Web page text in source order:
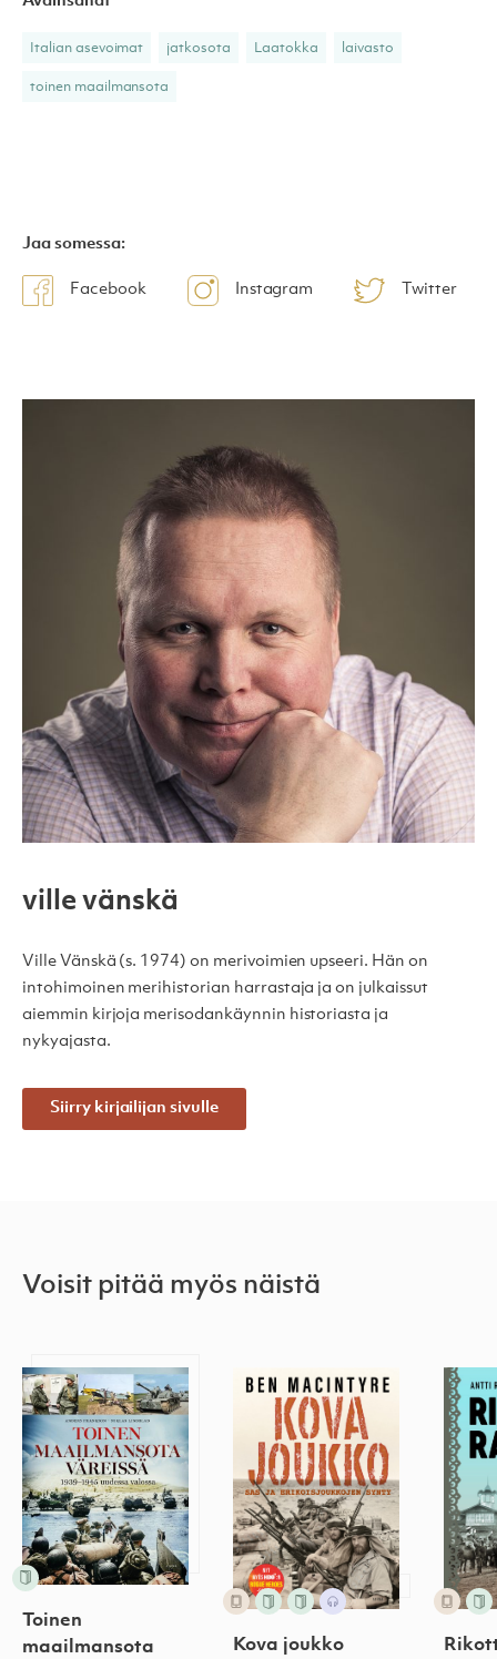
Jaa somessa:
Facebook Instagram Twitter
Italian asevoimat jatkosota Laatokka laivasto
toinen maailmansota
ville vänskä
Ville Vänskä (s. 1974) on merivoimien upseeri. Hän on
intohimoinen merihistorian harrastaja ja on julkaissut
aiemmin kirjoja merisodankäynnin historiasta ja
nykyajasta.
Siirry kirjailijan sivulle
Voisit pitää myös näistä
Toinen maailmansota väreissä
Toinen
maailmansota
Kova joukko
Kova joukko